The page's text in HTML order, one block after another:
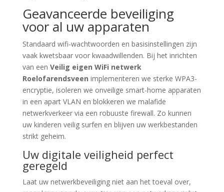
Geavanceerde beveiliging
voor al uw apparaten
Standaard wifi-wachtwoorden en basisinstellingen zijn
vaak kwetsbaar voor kwaadwillenden. Bij het inrichten
van een Veilig eigen WiFi netwerk
Roelofarendsveen implementeren we sterke WPA3-
encryptie, isoleren we onveilige smart-home apparaten
in een apart VLAN en blokkeren we malafide
netwerkverkeer via een robuuste firewall. Zo kunnen
uw kinderen veilig surfen en blijven uw werkbestanden
strikt geheim.
Uw digitale veiligheid perfect
geregeld
Laat uw netwerkbeveiliging niet aan het toeval over,